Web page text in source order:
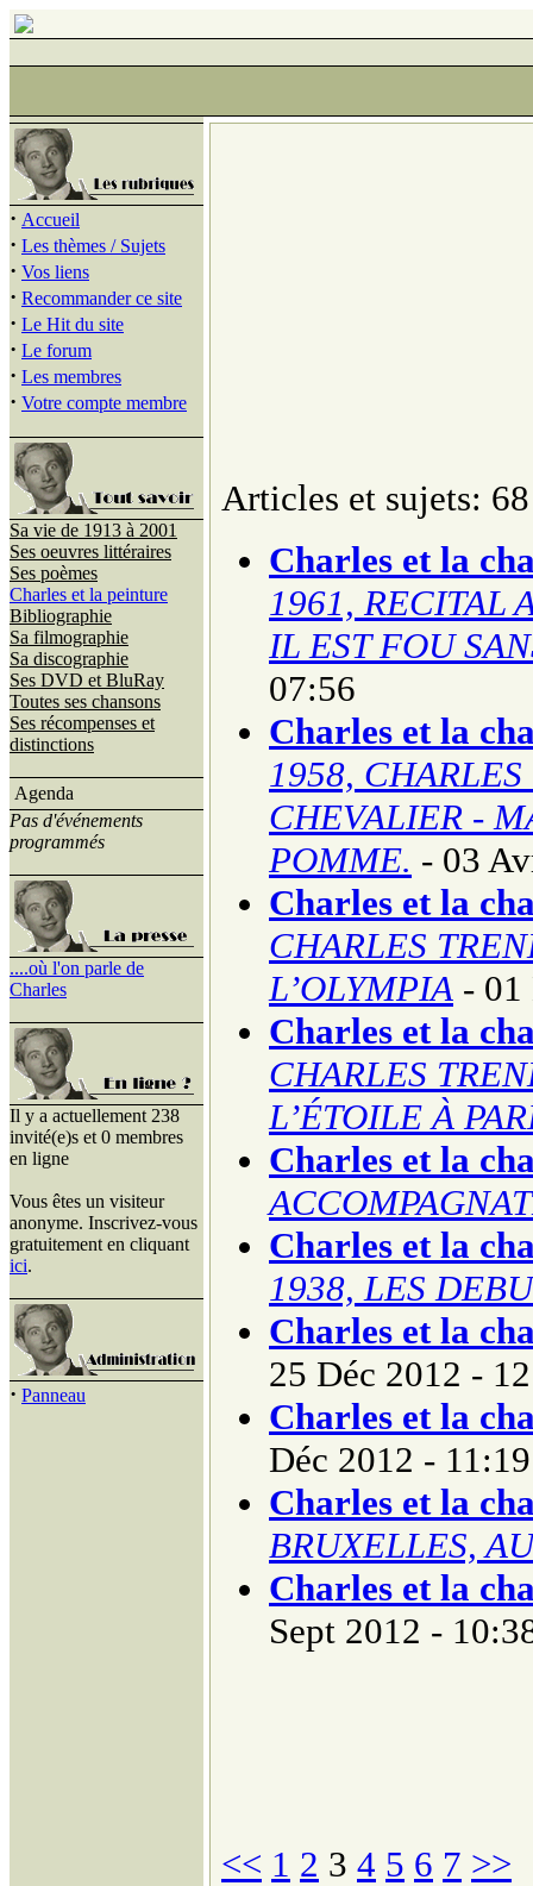
· Accueil
· Les thèmes / Sujets
· Vos liens
· Recommander ce site
· Le Hit du site
· Le forum
· Les membres
· Votre compte membre
Sa vie de 1913 à 2001
Ses oeuvres littéraires
Ses poèmes
Charles et la peinture
Bibliographie
Sa filmographie
Sa discographie
Ses DVD et BluRay
Toutes ses chansons
Ses récompenses et
distinctions
Agenda
Pas d'événements
programmés
....où l'on parle de
Charles
Il y a actuellement 238
invité(e)s et 0 membres
en ligne
Vous êtes un visiteur
anonyme. Inscrivez-vous
gratuitement en cliquant
ici.
· Panneau
Articles et sujets:
Charles et la
1961, RECITAL
IL EST FOU
07:56
Charles et la
1958,
CHEVALIER -
POMME. - 03
Charles et la
CHARLES
L’OLYMPIA - 01
Charles et la
CHARLES
L’ÉTOILE À
Charles et la
Charles et la
1938, LES
Charles et la
25 Déc 2012 -
Charles et la
Déc 2012 - 11:19
Charles et la
BRUXELLES,
Charles et la
Sept 2012 -
<< 1 2 3 4 5 6 7 >>